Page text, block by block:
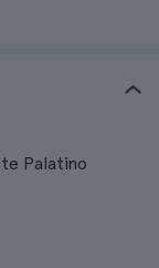
Palatino